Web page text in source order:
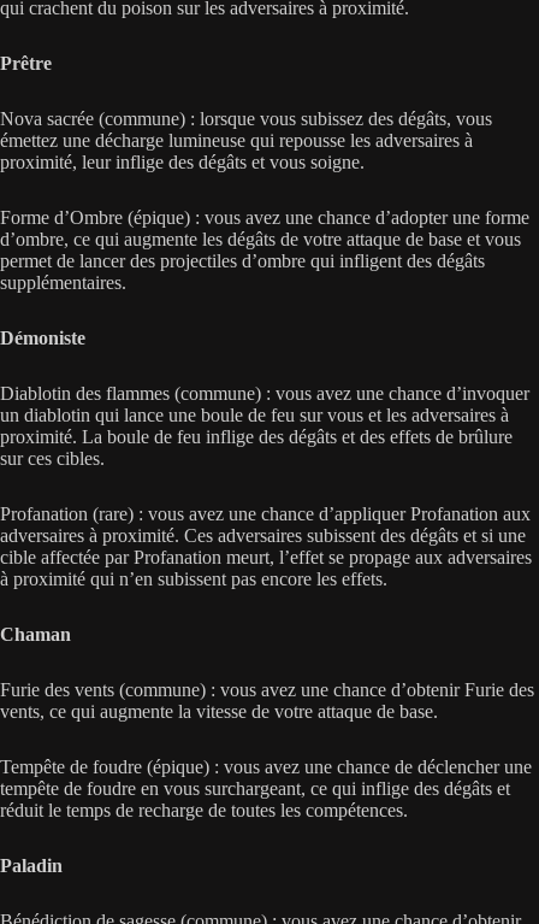
qui crachent du poison sur les adversaires à proximité.
Prêtre
Nova sacrée (commune) : lorsque vous subissez des dégâts, vous
émettez une décharge lumineuse qui repousse les adversaires à
proximité, leur inflige des dégâts et vous soigne.
Forme d’Ombre (épique) : vous avez une chance d’adopter une forme
d’ombre, ce qui augmente les dégâts de votre attaque de base et vous
permet de lancer des projectiles d’ombre qui infligent des dégâts
supplémentaires.
Démoniste
Diablotin des flammes (commune) : vous avez une chance d’invoquer
un diablotin qui lance une boule de feu sur vous et les adversaires à
proximité. La boule de feu inflige des dégâts et des effets de brûlure
sur ces cibles.
Profanation (rare) : vous avez une chance d’appliquer Profanation aux
adversaires à proximité. Ces adversaires subissent des dégâts et si une
cible affectée par Profanation meurt, l’effet se propage aux adversaires
à proximité qui n’en subissent pas encore les effets.
Chaman
Furie des vents (commune) : vous avez une chance d’obtenir Furie des
vents, ce qui augmente la vitesse de votre attaque de base.
Tempête de foudre (épique) : vous avez une chance de déclencher une
tempête de foudre en vous surchargeant, ce qui inflige des dégâts et
réduit le temps de recharge de toutes les compétences.
Paladin